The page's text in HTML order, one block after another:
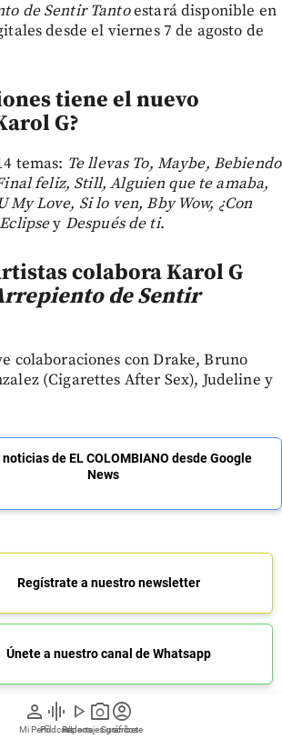
person
Mi Perfil
graphic_eq
Pódcast
play_arrow
Videos
photo_camera
Reportajes gráficos
account_circle
Suscríbete
de Sentir Tantoestará disponible en
desde el viernes 7 de agosto de
tiene el nuevo
G?
temas: Te llevas To, Maybe, Bebiendo
feliz, Still, Alguien que te amaba,
My Love, Si lo ven, Bby Wow, ¿Con
y Después de ti.
colabora Karol G
de Sentir
colaboraciones con Drake, Bruno
(Cigarettes After Sex), Judeline y
de EL COLOMBIANO desde Google
News
Regístrate a nuestro newsletter
Únete a nuestro canal de Whatsapp